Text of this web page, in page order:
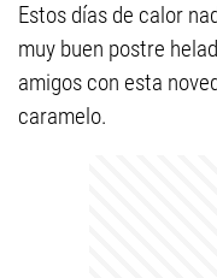
Estos días de calor
muy buen postre
amigos con esta
caramelo.